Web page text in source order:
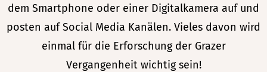
dem Smartphone oder einer Digitalkamera auf und
posten auf Social Media Kanälen. Vieles davon wird
einmal für die Erforschung der Grazer
Vergangenheit wichtig sein!